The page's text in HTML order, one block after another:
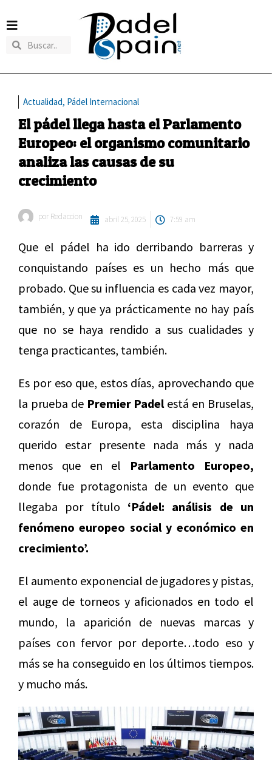
Actualidad, Pádel Internacional
El pádel llega hasta el Parlamento
Europeo: el organismo comunitario
analiza las causas de su
crecimiento
por Redaccion abril 25, 2025 7:59 am
Que el pádel ha ido derribando barreras y
conquistando países es un hecho más que
probado. Que su influencia es cada vez mayor,
también, y que ya prácticamente no hay país
que no se haya rendido a sus cualidades y
tenga practicantes, también.
Es por eso que, estos días, aprovechando que
la prueba de Premier Padelestá en Bruselas,
corazón de Europa, esta disciplina haya
querido estar presente nada más y nada
menos que en el Parlamento Europeo,
donde fue protagonista de un evento que
llegaba por título ‘Pádel: análisis de un
fenómeno europeo social y económico en
crecimiento’.
El aumento exponencial de jugadores y pistas,
el auge de torneos y aficionados en todo el
mundo, la aparición de nuevas marcas y
países con fervor por deporte…todo eso y
más se ha conseguido en los últimos tiempos.
y mucho más.